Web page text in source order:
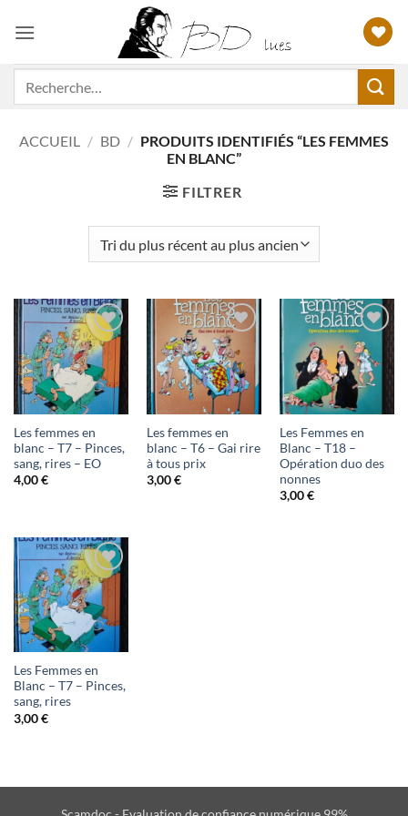
ACCUEIL / BD / PRODUITS IDENTIFIÉS “LES FEMMES
EN BLANC”
FILTRER
Ajouter
à ma
liste
Les femmes en
blanc – T7 – Pinces,
sang, rires – EO
4,00€
Ajouter
à ma
liste
Les femmes en
blanc – T6 – Gai rire
à tous prix
3,00€
Ajouter
à ma
liste
Les Femmes en
Blanc – T18 –
Opération duo des
nonnes
3,00€
Ajouter
à ma
liste
Les Femmes en
Blanc – T7 – Pinces,
sang, rires
3,00€